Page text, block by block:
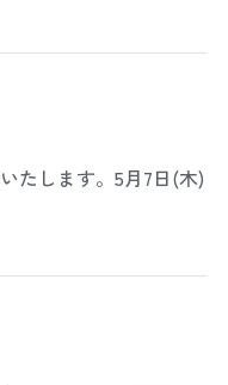
たします。5月7日(木)